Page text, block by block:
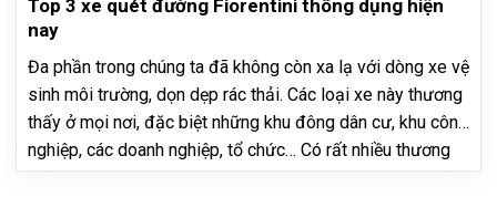
Top 3 xe quét đường Fiorentini thông dụng hiện
nay
Đa phần trong chúng ta đã không còn xa lạ với dòng xe vệ
sinh môi trường, dọn dẹp rác thải. Các loại xe này thương
thấy ở mọi nơi, đặc biệt những khu đông dân cư, khu công
nghiệp, các doanh nghiệp, tổ chức… Có rất nhiều thương
hiệu xe quét đường, thương hiệu nào…